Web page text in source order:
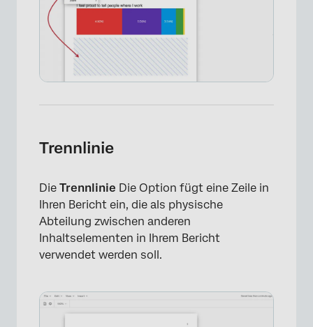
Trennlinie
Die Trennlinie Die Option fügt eine Zeile in
Ihren Bericht ein, die als physische
Abteilung zwischen anderen
Inhaltselementen in Ihrem Bericht
verwendet werden soll.